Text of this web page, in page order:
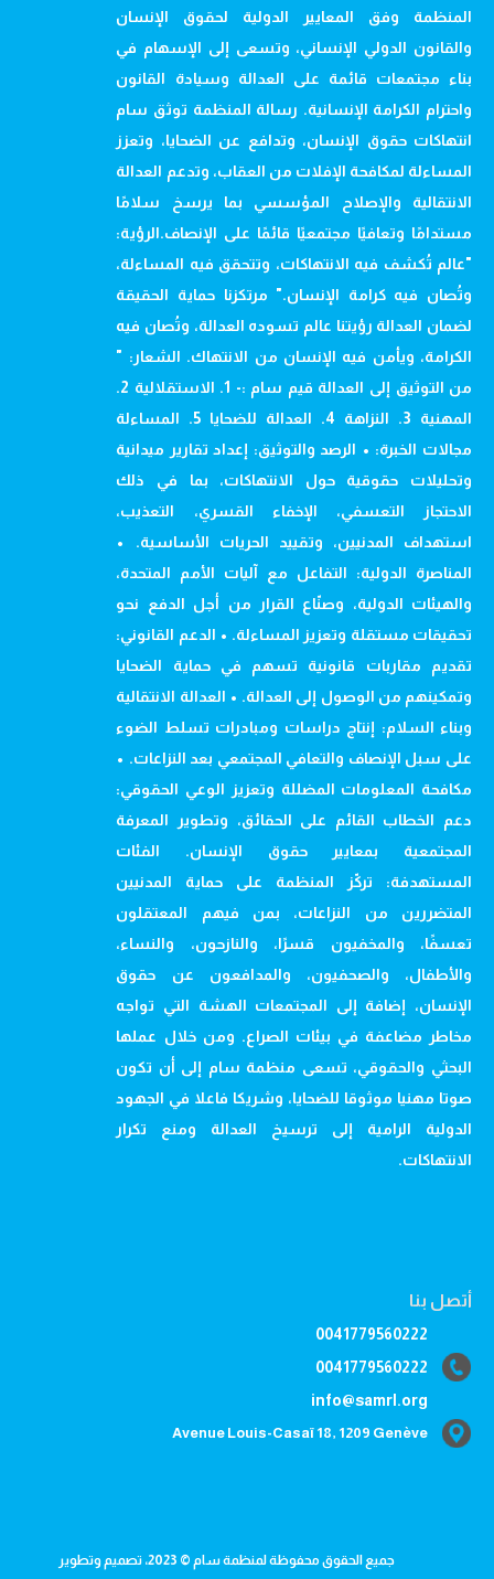
المنظمة وفق المعايير الدولية لحقوق الإنسان
والقانون الدولي الإنساني، وتسعى إلى الإسهام في
بناء مجتمعات قائمة على العدالة وسيادة القانون
واحترام الكرامة الإنسانية. رسالة المنظمة توثق سام
انتهاكات حقوق الإنسان، وتدافع عن الضحايا، وتعزز
المساءلة لمكافحة الإفلات من العقاب، وتدعم العدالة
الانتقالية والإصلاح المؤسسي بما يرسخ سلامًا
مستدامًا وتعافيًا مجتمعيًا قائمًا على الإنصاف.الرؤية:
"عالم تُكشف فيه الانتهاكات، وتتحقق فيه المساءلة،
وتُصان فيه كرامة الإنسان." مرتكزنا حماية الحقيقة
لضمان العدالة رؤيتنا عالم تسوده العدالة، وتُصان فيه
الكرامة، ويأمن فيه الإنسان من الانتهاك. الشعار: "
من التوثيق إلى العدالة قيم سام :- 1. الاستقلالية 2.
المهنية 3. النزاهة 4. العدالة للضحايا 5. المساءلة
مجالات الخبرة: • الرصد والتوثيق: إعداد تقارير ميدانية
وتحليلات حقوقية حول الانتهاكات، بما في ذلك
الاحتجاز التعسفي، الإخفاء القسري، التعذيب،
استهداف المدنيين، وتقييد الحريات الأساسية. •
المناصرة الدولية: التفاعل مع آليات الأمم المتحدة،
والهيئات الدولية، وصنّاع القرار من أجل الدفع نحو
تحقيقات مستقلة وتعزيز المساءلة. • الدعم القانوني:
تقديم مقاربات قانونية تسهم في حماية الضحايا
وتمكينهم من الوصول إلى العدالة. • العدالة الانتقالية
وبناء السلام: إنتاج دراسات ومبادرات تسلط الضوء
على سبل الإنصاف والتعافي المجتمعي بعد النزاعات. •
مكافحة المعلومات المضللة وتعزيز الوعي الحقوقي:
دعم الخطاب القائم على الحقائق، وتطوير المعرفة
المجتمعية بمعايير حقوق الإنسان. الفئات
المستهدفة: تركّز المنظمة على حماية المدنيين
المتضررين من النزاعات، بمن فيهم المعتقلون
تعسفًا، والمخفيون قسرًا، والنازحون، والنساء،
والأطفال، والصحفيون، والمدافعون عن حقوق
الإنسان، إضافة إلى المجتمعات الهشة التي تواجه
مخاطر مضاعفة في بيئات الصراع. ومن خلال عملها
البحثي والحقوقي، تسعى منظمة سام إلى أن تكون
صوتا مهنيا موثوقا للضحايا، وشريكا فاعلا في الجهود
الدولية الرامية إلى ترسيخ العدالة ومنع تكرار
الانتهاكات.
أتصل بنا
0041779560222
0041779560222
info@samrl.org
Avenue Louis-Casaï 18, 1209 Genève
جميع الحقوق محفوظة لمنظمة سام © 2023، تصميم وتطوير